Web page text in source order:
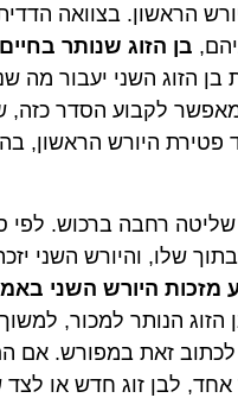
הראשון. בצוואה
בן הזוג שנותר
הזוג השני יעבור מה
מאפשר לקבוע הסדר כזה,
פטירת היורש הראשון,
שלו, והיורש השני
מזכות היורש השני
הזוג הנותר למכור,
לכתוב זאת במפורש. אם
לבן זוג חדש או לצד